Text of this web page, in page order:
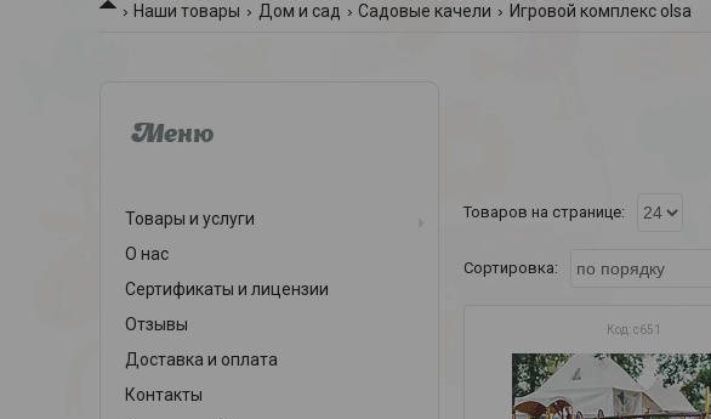
Наши товары Дом и сад Садовые качели Игровой комплекс olsa
с651
Товары и услуги
О нас
Сертификаты и лицензии
Отзывы
Доставка и оплата
Контакты